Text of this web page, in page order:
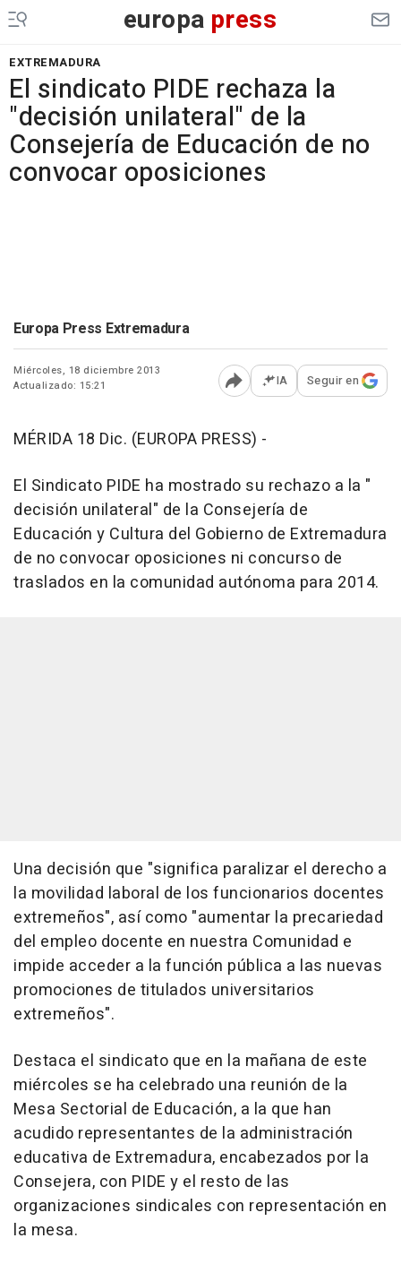
europa press
EXTREMADURA
El sindicato PIDE rechaza la
"decisión unilateral" de la
Consejería de Educación de no
convocar oposiciones
Europa Press Extremadura
Miércoles, 18 diciembre 2013
Actualizado: 15:21
Abrir opciones para
IA Seguir en
MÉRIDA 18 Dic. (EUROPA PRESS) -
El Sindicato PIDE ha mostrado su rechazo a la "
decisión unilateral" de la Consejería de
Educación y Cultura del Gobierno de Extremadura
de no convocar oposiciones ni concurso de
traslados en la comunidad autónoma para 2014.
Una decisión que "significa paralizar el derecho a
la movilidad laboral de los funcionarios docentes
extremeños", así como "aumentar la precariedad
del empleo docente en nuestra Comunidad e
impide acceder a la función pública a las nuevas
promociones de titulados universitarios
extremeños".
Destaca el sindicato que en la mañana de este
miércoles se ha celebrado una reunión de la
Mesa Sectorial de Educación, a la que han
acudido representantes de la administración
educativa de Extremadura, encabezados por la
Consejera, con PIDE y el resto de las
organizaciones sindicales con representación en
la mesa.